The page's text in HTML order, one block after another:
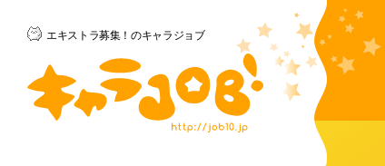
エキストラ募集！のキャラジョブ